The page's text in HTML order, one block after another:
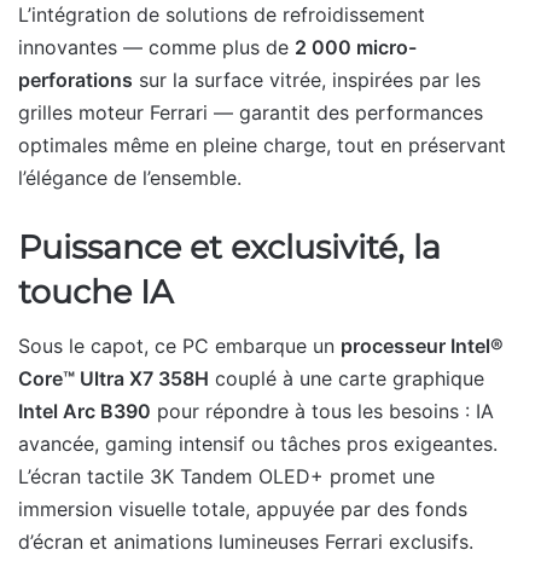
L’intégration de solutions de refroidissement
innovantes — comme plus de 2 000 micro-
perforations sur la surface vitrée, inspirées par les
grilles moteur Ferrari — garantit des performances
optimales même en pleine charge, tout en préservant
l’élégance de l’ensemble.
Puissance et exclusivité, la
touche IA
Sous le capot, ce PC embarque un processeur Intel®
Core™ Ultra X7 358H couplé à une carte graphique
Intel Arc B390 pour répondre à tous les besoins : IA
avancée, gaming intensif ou tâches pros exigeantes.
L’écran tactile 3K Tandem OLED+ promet une
immersion visuelle totale, appuyée par des fonds
d’écran et animations lumineuses Ferrari exclusifs.